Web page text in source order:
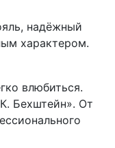
надёжный
характером.
влюбиться.
Бехштейн». От